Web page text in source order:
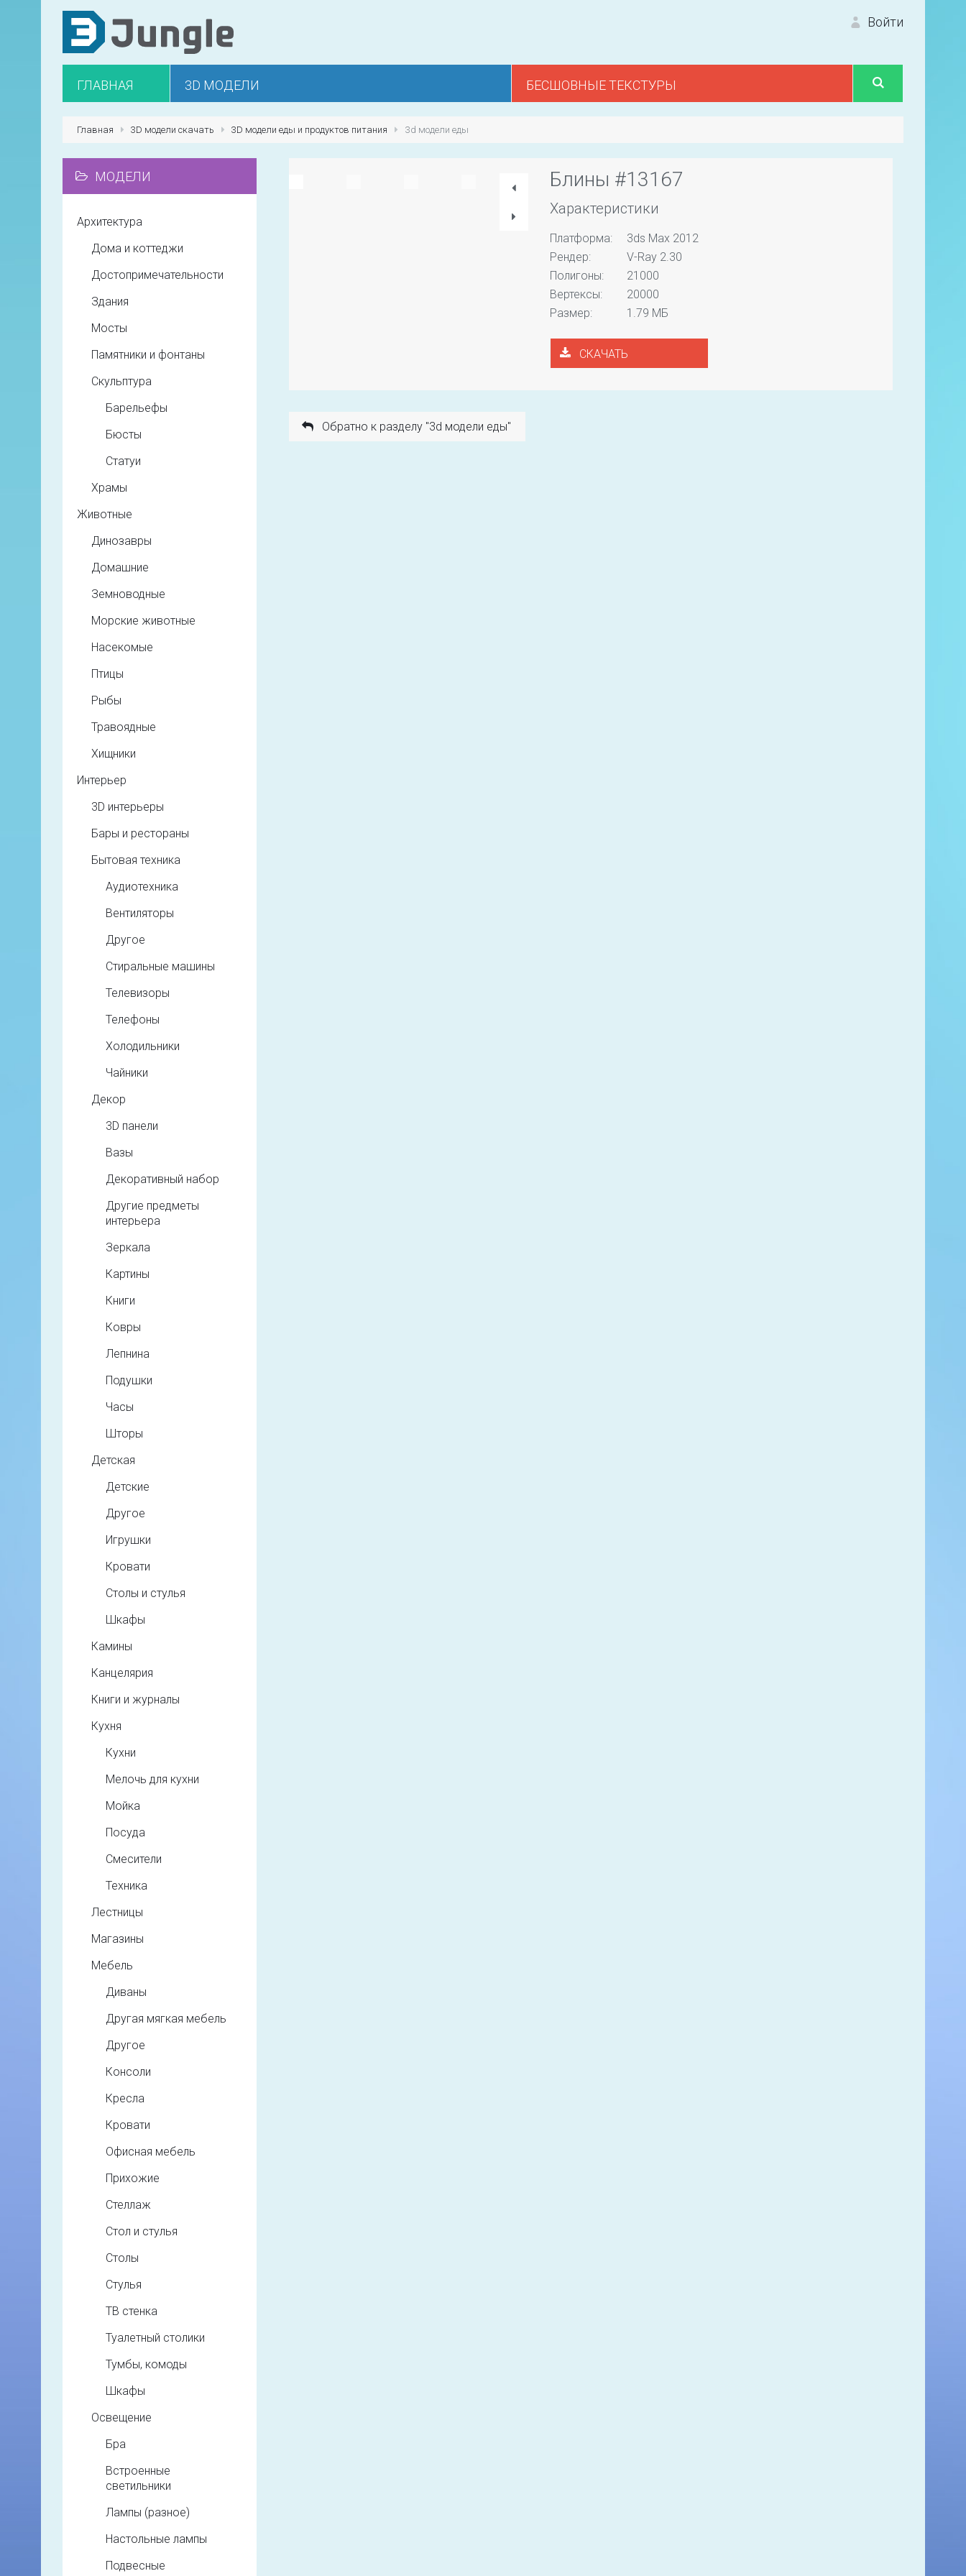
Войти
ГЛАВНАЯ 3D МОДЕЛИ БЕСШОВНЫЕ ТЕКСТУРЫ
Главная 3D модели скачать 3D модели еды и продуктов питания 3d модели еды
Блины #13167
Характеристики
Платформа:
3ds Max 2012
Рендер:
V-Ray 2.30
Полигоны:
21000
Вертексы:
20000
Размер:
1.79 МБ
СКАЧАТЬ
Обратно к разделу "3d модели еды"
МОДЕЛИ
Архитектура
Дома и коттеджи
Достопримечательности
Здания
Мосты
Памятники и фонтаны
Скульптура
Барельефы
Бюсты
Статуи
Храмы
Животные
Динозавры
Домашние
Земноводные
Морские животные
Насекомые
Птицы
Рыбы
Травоядные
Хищники
Интерьер
3D интерьеры
Бары и рестораны
Бытовая техника
Аудиотехника
Вентиляторы
Другое
Стиральные машины
Телевизоры
Телефоны
Холодильники
Чайники
Декор
3D панели
Вазы
Декоративный набор
Другие предметы
интерьера
Зеркала
Картины
Книги
Ковры
Лепнина
Подушки
Часы
Шторы
Детская
Детские
Другое
Игрушки
Кровати
Столы и стулья
Шкафы
Камины
Канцелярия
Книги и журналы
Кухня
Кухни
Мелочь для кухни
Мойка
Посуда
Смесители
Техника
Лестницы
Магазины
Мебель
Диваны
Другая мягкая мебель
Другое
Консоли
Кресла
Кровати
Офисная мебель
Прихожие
Стеллаж
Стол и стулья
Столы
Стулья
ТВ стенка
Туалетный столики
Тумбы, комоды
Шкафы
Освещение
Бра
Встроенные
светильники
Лампы (разное)
Настольные лампы
Подвесные